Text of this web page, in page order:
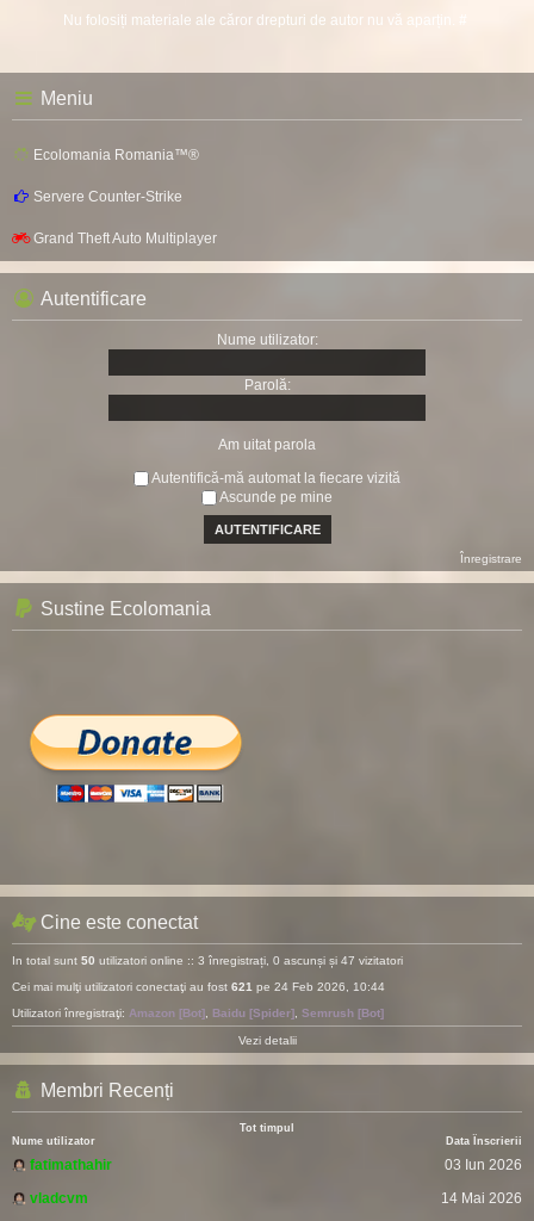
Nu folosiți materiale ale căror drepturi de autor nu vă aparțin.
Meniu
Ecolomania Romania™®
Servere Counter-Strike
Grand Theft Auto Multiplayer
Autentificare
Nume utilizator:
Parolă:
Am uitat parola
Autentifică-mă automat la fiecare vizită
Ascunde pe mine
Înregistrare
Sustine Ecolomania
Cine este conectat
In total sunt 50 utilizatori online :: 3 înregistrați, 0 ascunși și 47 vizitatori
Cei mai mulţi utilizatori conectaţi au fost 621 pe 24 Feb 2026, 10:44
Utilizatori înregistraţi: Amazon [Bot] Baidu [Spider] Semrush [Bot]
Vezi detalii
Membri Recenți
Tot timpul
Nume utilizator
Data Înscrierii
fatimathahir
03 Iun 2026
vladcvm
14 Mai 2026